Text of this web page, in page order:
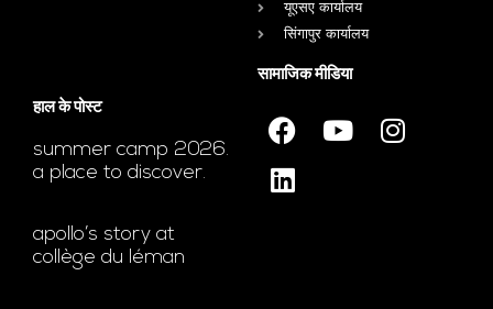
यूएसए कार्यालय
सिंगापुर कार्यालय
हाल के पोस्ट
summer camp 2026.
a place to discover.
apollo’s story at
collège du léman
सामाजिक मीडिया